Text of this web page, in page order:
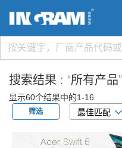
搜索结果 : “所有产品”
显示60个结果中的1-16
筛选 最佳匹配